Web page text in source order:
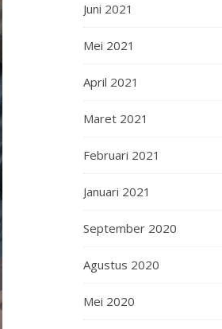
Juni 2021
Mei 2021
April 2021
Maret 2021
Februari 2021
Januari 2021
September 2020
Agustus 2020
Mei 2020